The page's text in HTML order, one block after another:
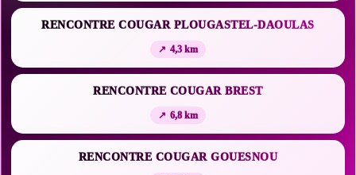
RENCONTRE COUGAR PLOUGASTEL-DAOULAS
4,3 km
RENCONTRE COUGAR BREST
6,8 km
RENCONTRE COUGAR GOUESNOU